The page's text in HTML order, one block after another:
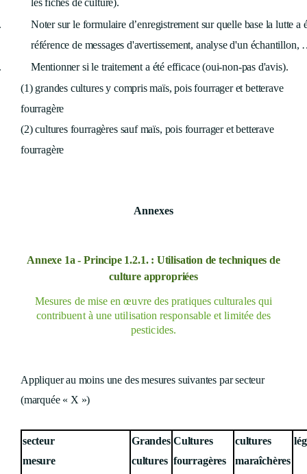
les fiches de culture).
Noter sur le formulaire d’enregistrement sur quelle base la lutte a
référence de messages d'avertissement, analyse d'un échantillon,
Mentionner si le traitement a été efficace (oui-non-pas d'avis).
(1) grandes cultures y compris maïs, pois fourrager et betterave
fourragère
(2) cultures fourragères sauf maïs, pois fourrager et betterave
fourragère
Annexes
Annexe 1a - Principe 1.2.1. : Utilisation de techniques de
culture appropriées
Mesures de mise en œuvre des pratiquesculturales qui
contribuent à une utilisation responsable et limitée des
pesticides.
Appliquer au moins une des mesures suivantes par secteur
(marquée « X »)
secteur
mesure
Grandes
cultures
Cultures
fourragères
cultures
maraîchères